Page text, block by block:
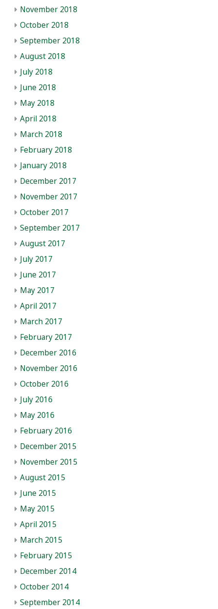
November 2018
October 2018
September 2018
August 2018
July 2018
June 2018
May 2018
April 2018
March 2018
February 2018
January 2018
December 2017
November 2017
October 2017
September 2017
August 2017
July 2017
June 2017
May 2017
April 2017
March 2017
February 2017
December 2016
November 2016
October 2016
July 2016
May 2016
February 2016
December 2015
November 2015
August 2015
June 2015
May 2015
April 2015
March 2015
February 2015
December 2014
October 2014
September 2014